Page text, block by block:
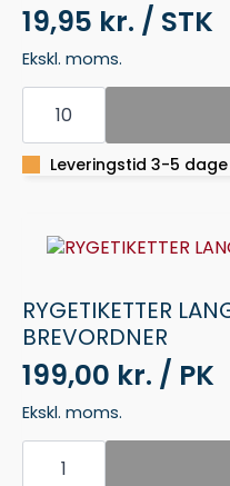
19,95 kr. / STK
Ekskl. moms.
BREVORDNER
NO.1
50MM
SORTLeveringstid 3-5 dage
RYGETIKETTER
BREVORDNER
199,00 kr. / PK
Ekskl. moms.
RYGETIKETTER
LANG